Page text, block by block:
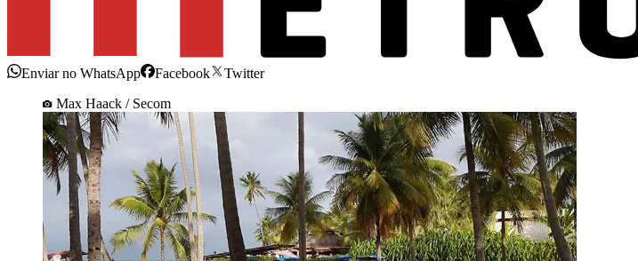
Enviar no WhatsApp Facebook
Twitter
Max Haack / Secom